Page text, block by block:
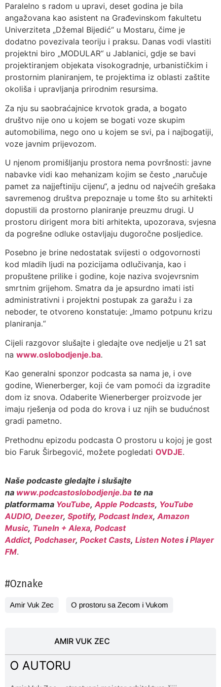
Paralelno s radom u upravi, deset godina je bila
angažovana kao asistent na Građevinskom fakultetu
Univerziteta „Džemal Bijedić“ u Mostaru, čime je
dodatno povezivala teoriju i praksu. Danas vodi vlastiti
projektni biro „MODULAR“ u Jablanici, gdje se bavi
projektiranjem objekata visokogradnje, urbanističkim i
prostornim planiranjem, te projektima iz oblasti zaštite
okoliša i upravljanja prirodnim resursima.
Za nju su saobraćajnice krvotok grada, a bogato
društvo nije ono u kojem se bogati voze skupim
automobilima, nego ono u kojem se svi, pa i najbogatiji,
voze javnim prijevozom.
U njenom promišljanju prostora nema površnosti: javne
nabavke vidi kao mehanizam kojim se često „naručuje
pamet za najjeftiniju cijenu“, a jednu od najvećih grešaka
savremenog društva prepoznaje u tome što su arhitekti
dopustili da prostorno planiranje preuzmu drugi. U
prostoru dirigent mora biti arhitekta, upozorava, svjesna
da pogrešne odluke ostavljaju dugoročne posljedice.
Posebno je brine nedostatak svijesti o odgovornosti
kod mladih ljudi na pozicijama odlučivanja, kao i
propuštene prilike i godine, koje naziva svojevrsnim
smrtnim grijehom. Smatra da je apsurdno imati isti
administrativni i projektni postupak za garažu i za
neboder, te otvoreno konstatuje: „Imamo potpunu krizu
planiranja.“
Cijeli razgovor slušajte i gledajte ove nedjelje u 21 sat
na www.oslobodjenje.ba.
Kao generalni sponzor podcasta sa nama je, i ove
godine, Wienerberger, koji će vam pomoći da izgradite
dom iz snova. Odaberite Wienerberger proizvode jer
imaju rješenja od poda do krova i uz njih se budućnost
gradi pametno.
Prethodnu epizodu podcasta O prostoru u kojoj je gost
bio Faruk Širbegović, možete pogledati OVDJE.
Naše podcaste gledajte i slušajte
na www.podcastoslobodjenje.ba te na
platformama YouTube, Apple Podcasts, YouTube
AUDIO, Deezer, Spotify, Podcast Index, Amazon
Music, TuneIn + Alexa, Podcast
Addict, Podchaser, Pocket Casts, Listen Notes iPlayer
FM.
#Oznake
Amir Vuk Zec O prostoru sa Zecom i Vukom
AMIR VUK ZEC
O AUTORU